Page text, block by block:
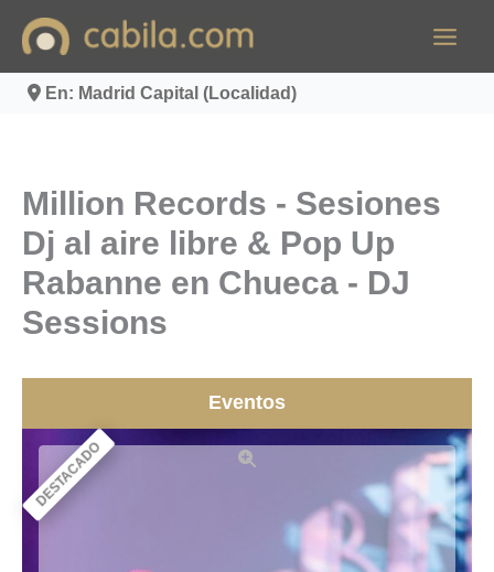
contenido
En: Madrid Capital (Localidad)
Million Records - Sesiones
Dj al aire libre & Pop Up
Rabanne en Chueca - DJ
Sessions
Eventos
DESTACADO